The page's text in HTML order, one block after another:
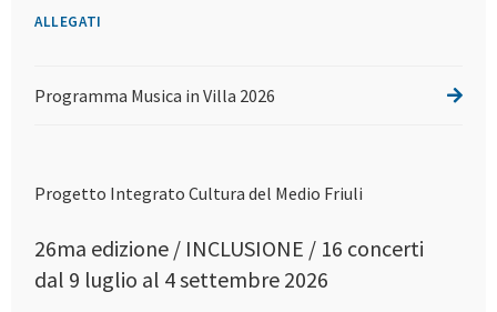
ALLEGATI
Programma Musica in Villa 2026
Progetto Integrato Cultura del Medio Friuli
26ma edizione / INCLUSIONE / 16 concerti
dal 9 luglio al 4 settembre 2026